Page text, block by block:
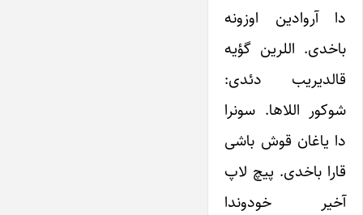
دا آروادین اوزونه
باخدی. اللرین گؤیه
قالدیریب دئدی:
شوکور اللاها. سونرا
دا یاغان قوش باشی
قارا باخدی. پیچ لاپ
آخیر خودوندا